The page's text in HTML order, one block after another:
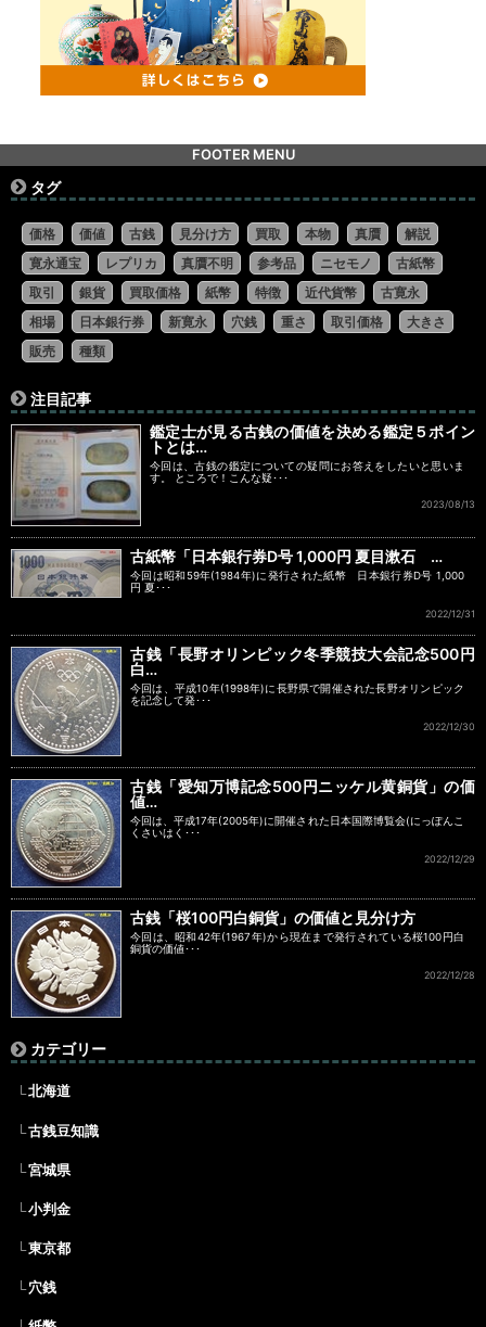
FOOTER MENU
タグ
価格 価値 古銭 見分け方 買取 本物 真贋
解説
寛永通宝
レプリカ 真贋不明 参考品 ニセモノ
古紙幣
取引
銀貨 買取価格 紙幣 特徴 近代貨幣
古寛永
相場
日本銀行券 新寛永 穴銭 重さ 取引価格
大きさ
販売
種類
注目記事
鑑定士が見る古銭の価値を決める鑑定５ポイン
トとは…
今回は、古銭の鑑定についての疑問にお答えをしたいと思いま
す。 ところで！こんな疑･･･
2023/08/13
古紙幣「日本銀行券D号 1,000円 夏目漱石 …
今回は昭和59年(1984年)に発行された紙幣 日本銀行券D号 1,000
円 夏･･･
2022/12/31
古銭「長野オリンピック冬季競技大会記念500円
白…
今回は、平成10年(1998年)に長野県で開催された長野オリンピック
を記念して発･･･
2022/12/30
古銭「愛知万博記念500円ニッケル黄銅貨」の価
値…
今回は、平成17年(2005年)に開催された日本国際博覧会(にっぽんこ
くさいはく･･･
2022/12/29
古銭「桜100円白銅貨」の価値と見分け方
今回は、昭和42年(1967年)から現在まで発行されている桜100円白
銅貨の価値･･･
2022/12/28
カテゴリー
北海道
古銭豆知識
宮城県
小判金
東京都
穴銭